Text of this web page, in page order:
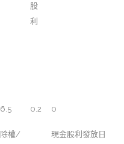
股
利
6.5 0.2 0
除權/
現金股利發放日